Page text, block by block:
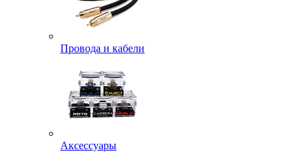
Провода и кабели
Аксессуары